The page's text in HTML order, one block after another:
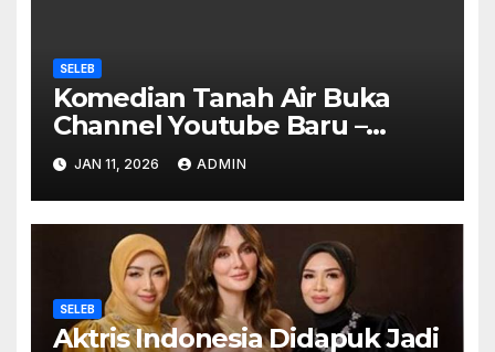
SELEB
Komedian Tanah Air Buka
Channel Youtube Baru –
Subscriber Tembus 500 Ribu
Dalam 1 Minggu
JAN 11, 2026 ADMIN
SELEB
Aktris Indonesia Didapuk Jadi